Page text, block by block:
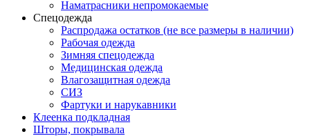
Наматрасники непромокаемые
Спецодежда
Распродажа остатков (не все размеры в наличии)
Рабочая одежда
Зимняя спецодежда
Медицинская одежда
Влагозащитная одежда
СИЗ
Фартуки и нарукавники
Клеенка подкладная
Шторы, покрывала